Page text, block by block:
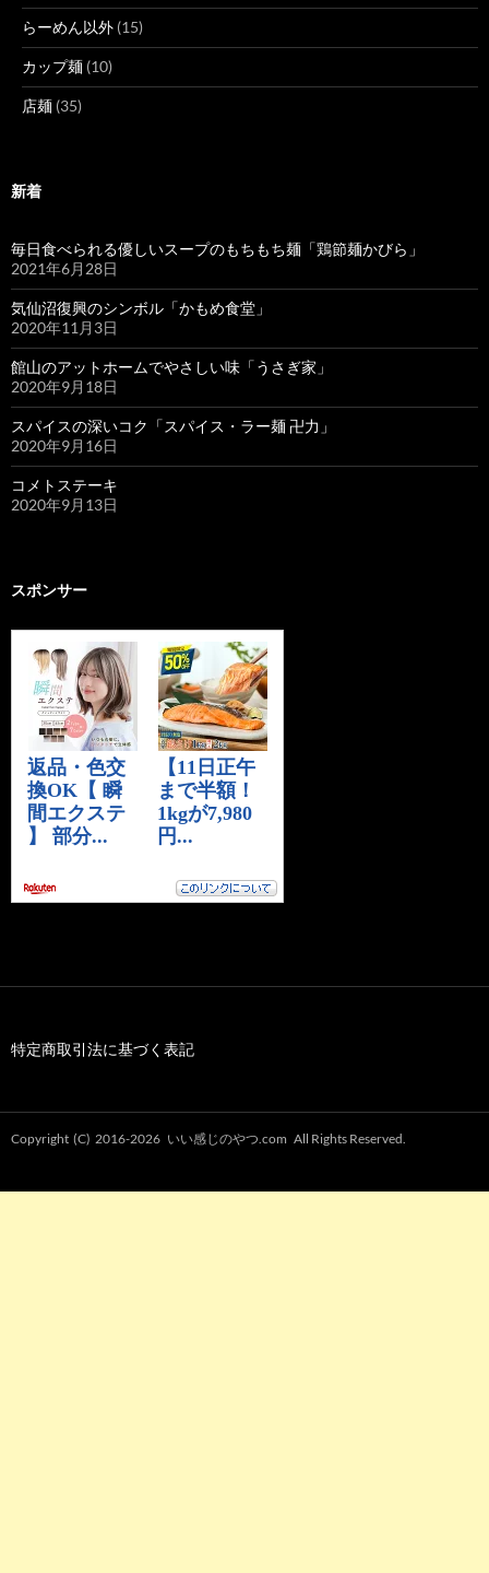
らーめん以外 (15)
カップ麺 (10)
店麺 (35)
新着
毎日食べられる優しいスープのもちもち麺「鶏節麺かびら」
2021年6月28日
気仙沼復興のシンボル「かもめ食堂」
2020年11月3日
館山のアットホームでやさしい味「うさぎ家」
2020年9月18日
スパイスの深いコク「スパイス・ラー麺 卍力」
2020年9月16日
コメトステーキ
2020年9月13日
スポンサー
特定商取引法に基づく表記
Copyright (C) 2016-2026 いい感じのやつ.com All Rights Reserved.